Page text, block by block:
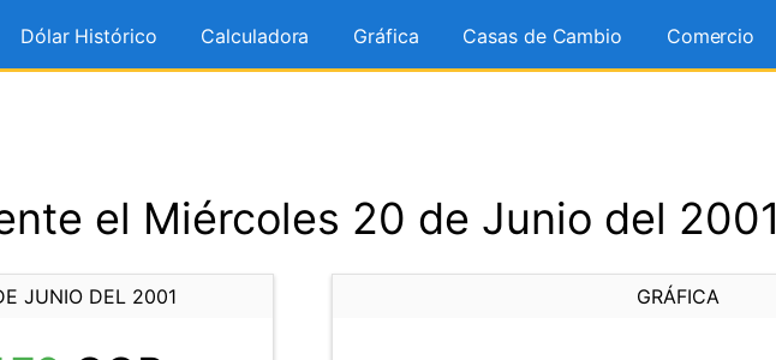
Dólar Histórico Calculadora Gráfica Casas de Cambio Comercio
el Miércoles 20 de Junio del 2001
JUNIO DEL 2001 GRÁFICA